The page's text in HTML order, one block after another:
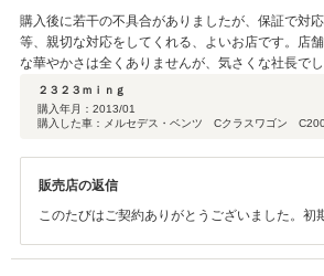
購入後に若干の不具合がありましたが、保証で対
等、親切な対応をしてくれる、よいお店です。店
な華やかさは全くありませんが、気さくな社長で
購入を決めました。 納車後すぐに不具合が出たの
すが、保証ですぐに対応して頂けたので、ぜひ、
２３２３ｍｉｎｇ
購入年月： 2013/01
購入した車：メルセデス・ベンツ Cクラスワゴン
販売店の返信
このたびはご契約ありがとうございました。初
も このようなこともありますがだからこそ販